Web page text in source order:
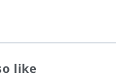
like